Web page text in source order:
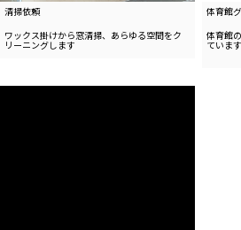
清掃依頼
ワックス掛けから窓清掃、 あらゆる空間をク
リーニングします
体育館
体育館
ていま